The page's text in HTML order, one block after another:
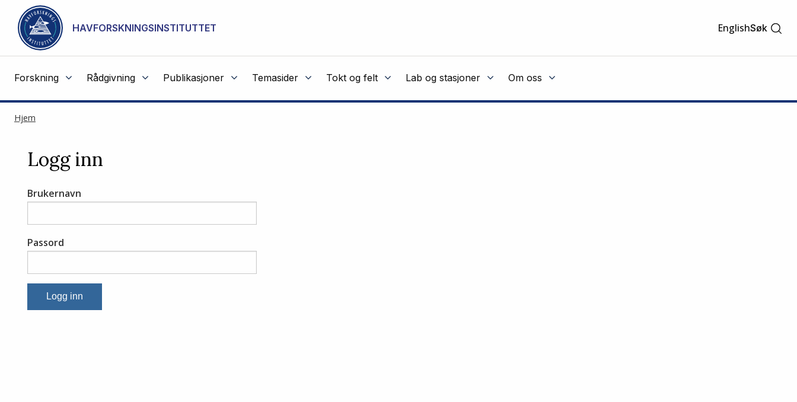
Gå til hovedinnhold
HAVFORSKNINGSINSTITUTTET EnglishSøk
Forskning Rådgivning Publikasjoner Temasider Tokt og felt Lab og stasjoner Om oss
Hjem
Logg inn
Brukernavn
Passord
Logg inn